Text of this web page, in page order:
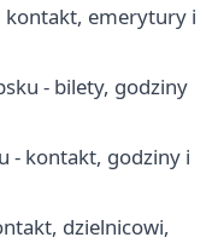
kontakt, emerytury i
- bilety, godziny
- kontakt, godziny i
dzielnicowi,